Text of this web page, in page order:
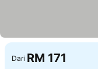
Dari RM 171